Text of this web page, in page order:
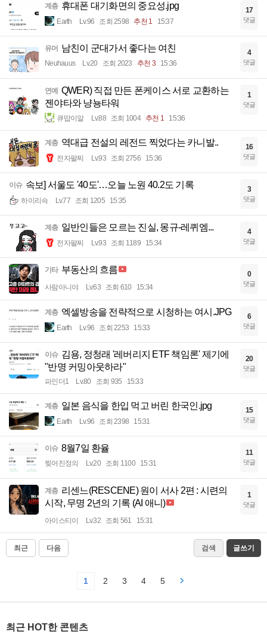
계층 휴대폰 대기화면의 중요성.jpg
Earth Lv.96 조회 2598 추천 1 15:37
17
댓글
유머 남친이 군대가서 좋다는 여친
Neuhauus Lv.20 조회 2023 추천 3 15:36
4
댓글
연예
QWER) 직접 만든 폰케이스 서로 교환하는
젠야타와 냥뇽타워
큐땁이알 Lv.88 조회 1004 추천 1 15:36
1
댓글
계층 역대급 전설의 레전드 찍었다는 카니발..
전자팔찌 Lv.93 조회 2756 15:36
16
댓글
이슈 속보] 서울도 '40도'…오늘 노원 40.2도 기록
하이리슥 Lv.77 조회 1205 15:35
3
댓글
계층 일반인들은 모르는 진실, 몽규-레퀴엠...
전자팔찌 Lv.93 조회 1189 15:34
4
댓글
기타 부동산의 흐름
사람아니야 Lv.63 조회 610 15:34
0
댓글
계층 엑셀방송을 전략적으로 시청하는 여시.JPG
Earth Lv.96 조회 2253 15:33
6
댓글
이슈 김용, 정청래 '레버리지 ETF 책임론' 제기에
"반명 커밍아웃하라"
파인더1 Lv.80 조회 935 15:33
20
댓글
계층 일본 음식을 한입 먹고 버린 한국인.jpg
Earth Lv.96 조회 2398 15:31
15
댓글
이슈 8월7일 환율
찢어진정의 Lv.20 조회 1100 15:31
11
댓글
계층 리센느(RESCENE) 원이 서사 2편 : 시련의
시작, 무명 2년의 기록 (AI 애니)
아이스티이 Lv.32 조회 561 15:31
1
댓글
최근 다음 검색 글쓰기
1 2 3 4 5
최근 HOT한 콘텐츠